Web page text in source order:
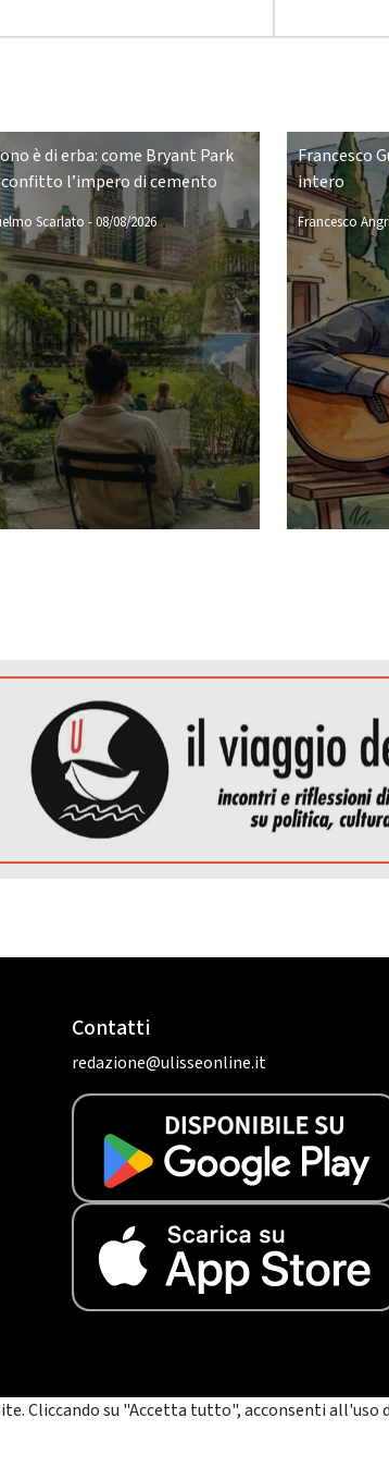
è di erba: come Bryant Park
l’impero di cemento
Scarlato -08/08/2026
Francesco
intero
Francesco
Contatti
redazione@ulisseonline.it
Cliccando su "Accetta tutto", acconsenti all'uso